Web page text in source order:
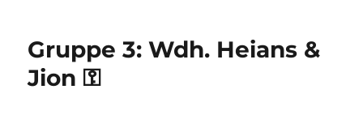
Gruppe 3: Wdh. Heians &
Jion ⚿